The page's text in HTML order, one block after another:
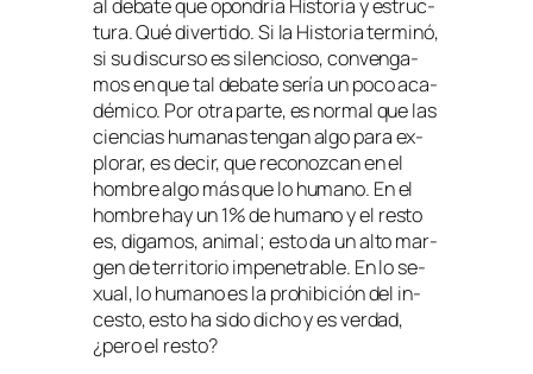
al de­ba­te que opon­dría Historia y es­truc­
tu­ra. Qué di­ver­ti­do. Si la Historia ter­mi­nó,
si su dis­cur­so es si­len­cio­so, con­ven­ga­
mos en que tal de­ba­te se­ría un po­co aca­
dé­mi­co. Por otra par­te, es nor­mal que las
cien­cias hu­ma­nas ten­gan al­go pa­ra ex­
plo­rar, es de­cir, que re­co­noz­can en el
hom­bre al­go más que lo hu­mano. En el
hom­bre hay un 1% de hu­mano y el res­to
es, di­ga­mos, ani­mal; es­to da un al­to mar­
gen de te­rri­to­rio im­pe­ne­tra­ble. En lo se­
xual, lo hu­mano es la prohi­bi­ción del in­
ces­to, es­to ha si­do di­cho y es ver­dad,
¿pe­ro el resto?